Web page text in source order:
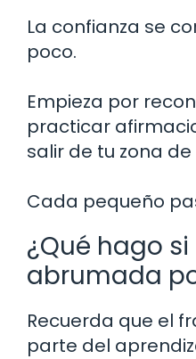
La confianza se
poco.
Empieza por
practicar
salir de tu zona
Cada pequeño
¿Qué hago
abrumada
Recuerda que el
parte del